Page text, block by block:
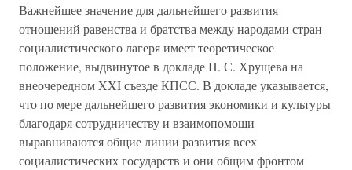
Важнейшее значение для дальнейшего развития
отношений равенства и братства между народами стран
социалистического лагеря имеет теоретическое
положение, выдвинутое в докладе Н. С. Хрущева на
внеочередном XXI съезде КПСС. В докладе указывается,
что по мере дальнейшего развития экономики и культуры
благодаря сотрудничеству и взаимопомощи
выравниваются общие линии развития всех
социалистических государств и они общим фронтом